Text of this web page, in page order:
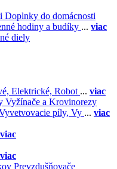
Doplnky do domácnosti
hodiny a budíky ... viac
diely
Elektrické, Robot ... viac
Vyžínače a Krovinorezy
píly, Vy ... viac
viac
viac
Prevzdušňovače